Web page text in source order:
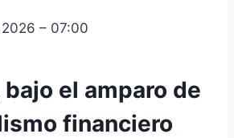
– 07:00
bajo el amparo de
financiero